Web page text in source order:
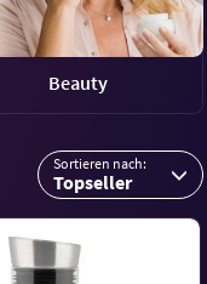
Beauty
Sortieren nach:
Topseller